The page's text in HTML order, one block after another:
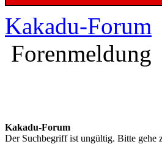
Kakadu-Forum
Forenmeldung
Kakadu-Forum
Der Suchbegriff ist ungültig. Bitte gehe